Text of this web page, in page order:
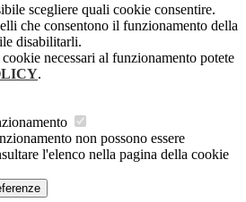
scegliere quali cookie consentire.
che consentono il funzionamento della
disabilitarli.
necessari al funzionamento potete
.
non possono essere
l'elenco nella pagina della cookie